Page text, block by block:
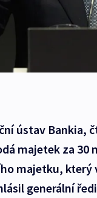
ústav Bankia,
majetek za
majetku, který
generální